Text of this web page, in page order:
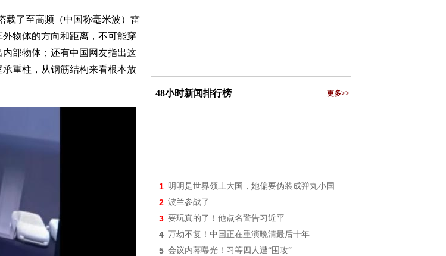
载了至高频（中国称毫米波）雷
物体的方向和距离，不可能穿
部物体；还有中国网友指出这
重柱，从钢筋结构来看根本放
48小时新闻排行榜 更多>>
1 明明是世界领土大国，她偏要伪装成弹丸小国
2 波兰参战了
3 要玩真的了！他点名警告习近平
4 万劫不复！中国正在重演晚清最后十年
5 会议内幕曝光！习等四人遭“围攻”